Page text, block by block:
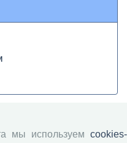
мы используем cookies-